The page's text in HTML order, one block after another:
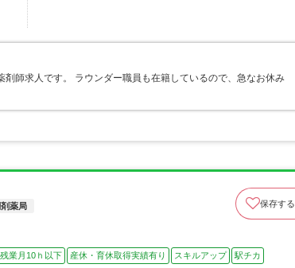
師求人です。 ラウンダー職員も在籍しているので、急なお休み
薬局 保存する
残業月10ｈ以下 産休・育休取得実績有り スキルアップ
駅チカ